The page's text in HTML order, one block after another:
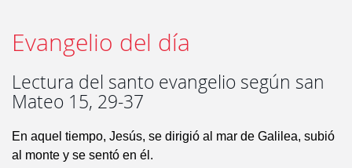
Evangelio del día
Lectura del santo evangelio según san
Mateo 15, 29-37
En aquel tiempo, Jesús, se dirigió al mar de Galilea, subió
al monte y se sentó en él.